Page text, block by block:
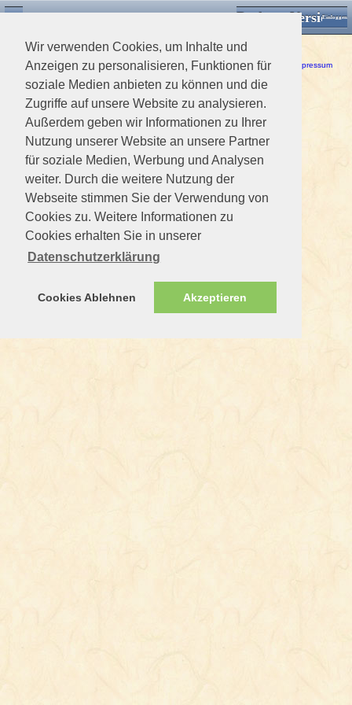
Wir verwenden Cookies, um Inhalte und
Anzeigen zu personalisieren, Funktionen für
soziale Medien anbieten zu können und die
Zugriffe auf unsere Website zu analysieren.
Außerdem geben wir Informationen zu Ihrer
Nutzung unserer Website an unsere Partner
für soziale Medien, Werbung und Analysen
weiter. Durch die weitere Nutzung der
Webseite stimmen Sie der Verwendung von
Cookies zu. Weitere Informationen zu
Cookies erhalten Sie in unserer
Datenschutzerklärung
Cookies Ablehnen Akzeptieren
Desktop VersionEinloggen
Ein Fehler ist aufgetreten!
Haftungsausschluss / Nutzungsbedingungen- Datenschutzerklärung Impressum